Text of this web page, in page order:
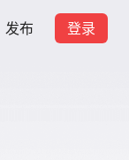
发布 登录